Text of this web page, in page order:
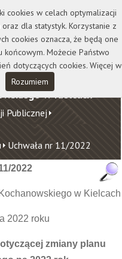
Wydawnictwo
w Kielcach
Publicznej
Uchwała nr 11/2022
2022
w Kielcach
2022 roku
zmiany planu
cookies w celach optymalizacji
dla statystyk. Korzystanie z
cookies oznacza, że będą one
końcowym. Możecie Państwo
dotyczących cookies. Więcej w
Rozumiem